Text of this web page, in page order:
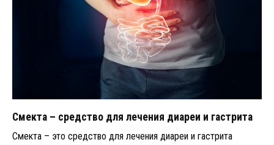
Смекта – средство для лечения диареи и гастрита
Смекта – это средство для лечения диареи и гастрита